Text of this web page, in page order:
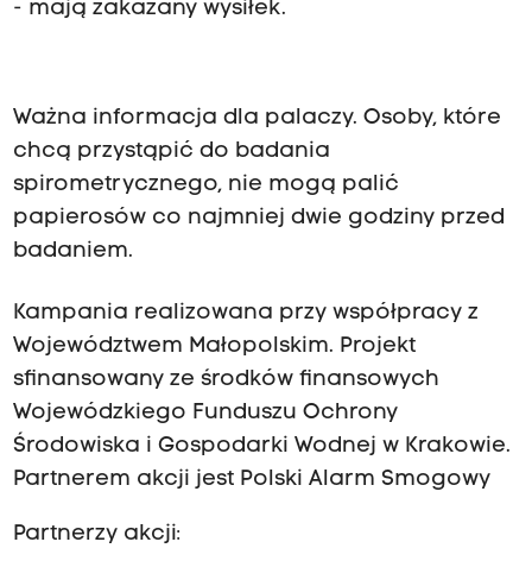
- mają zakazany wysiłek.
Ważna informacja dla palaczy. Osoby, które
chcą przystąpić do badania
spirometrycznego, nie mogą palić
papierosów co najmniej dwie godziny przed
badaniem.
Kampania realizowana przy współpracy z
Województwem Małopolskim. Projekt
sfinansowany ze środków finansowych
Wojewódzkiego Funduszu Ochrony
Środowiska i Gospodarki Wodnej w Krakowie.
Partnerem akcji jest Polski Alarm Smogowy
Partnerzy akcji: